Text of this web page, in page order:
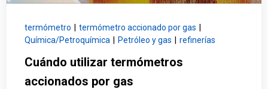
termómetro termómetro accionado por gas
Química/Petroquímica
Petróleo y gas refinerías
Cuándo utilizar termómetros
accionados por gas